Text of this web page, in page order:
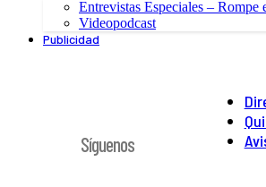
Entrevistas Especiales – Rompe
Videopodcast
Publicidad
Síguenos